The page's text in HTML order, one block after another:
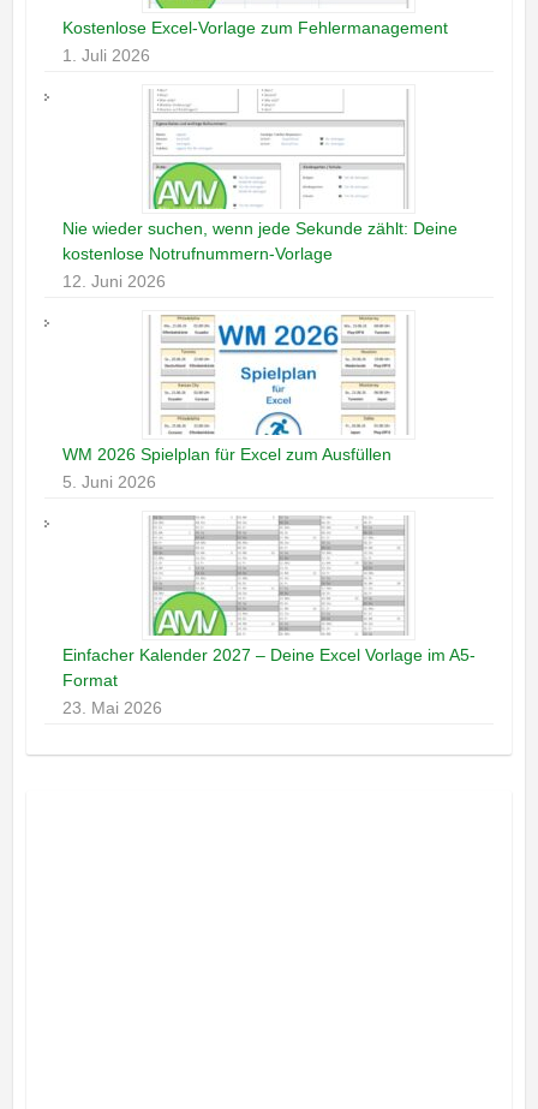
Kostenlose Excel-Vorlage zum Fehlermanagement
1. Juli 2026
Nie wieder suchen, wenn jede Sekunde zählt: Deine
kostenlose Notrufnummern-Vorlage
12. Juni 2026
WM 2026 Spielplan für Excel zum Ausfüllen
5. Juni 2026
Einfacher Kalender 2027 – Deine Excel Vorlage im A5-
Format
23. Mai 2026